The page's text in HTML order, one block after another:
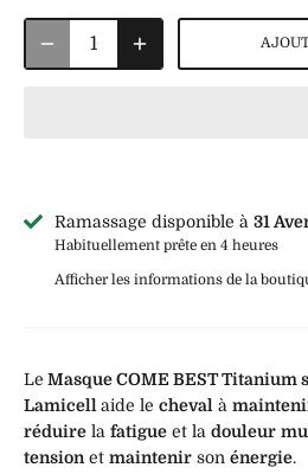
Ramassage disponible à 31
Habituellement prête en 4 heures
Afficher les informations de la
Le Masque COME BEST Titanium
Lamicell aide le cheval à
réduire la fatigue et la douleur
tension et maintenir son énergie.